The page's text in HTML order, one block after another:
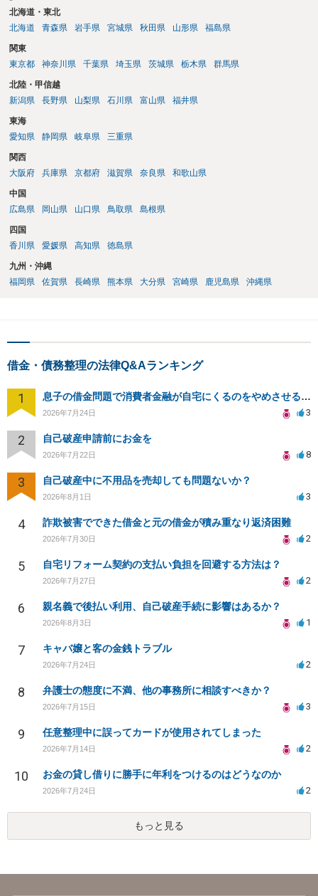
北海道・東北
北海道
青森県 岩手県 宮城県 秋田県 山形県 福島県
関東
東京都
神奈川県 千葉県 埼玉県 茨城県 栃木県 群馬県
北陸・甲信越
新潟県
長野県 山梨県 石川県 富山県 福井県
東海
愛知県
静岡県 岐阜県 三重県
関西
大阪府
兵庫県 京都府 滋賀県 奈良県 和歌山県
中国
広島県
岡山県 山口県 鳥取県 島根県
四国
香川県
愛媛県 高知県 徳島県
九州・沖縄
福岡県
佐賀県 長崎県 熊本県 大分県 宮崎県 鹿児島県 沖縄県
借金・債務整理の法律Q&Aランキング
1 息子の借金問題で消費者金融が自宅にくるのをやめさせる方法はないですか？
2026年7月24日 3
2 自己破産申請前にお金を
2026年7月22日 8
3 自己破産中に不用品を売却しても問題ないか？
2026年8月1日 3
4 詐欺被害でできた借金と元の借金が積み重なり返済困難
2026年7月30日 2
5 自宅リフォーム契約の支払い負担を回避する方法は？
2026年7月27日 2
6 親名義で後払い利用、自己破産手続に影響はあるか？
2026年8月3日 1
7 キャバ嬢と客の金銭トラブル
2026年7月24日 2
8 弁護士の態度に不満、他の事務所に相談すべきか？
2026年7月15日 3
9 任意整理中に誤ってカードが使用されてしまった
2026年7月14日 2
10 お金の貸し借りに勝手に年利をつけるのはどうなのか
2026年7月24日 2
もっと見る